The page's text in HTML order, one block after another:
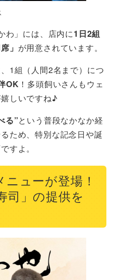
わ」には、店内に1日2組
」 が用意されています。
1組（人間2名まで）につ
OK ！多頭飼いさんもウェ
しいですね♪
る”という普段なかなか経
ため、特別な記念日や誕
すよ。
ューが登場！
司」の提供を